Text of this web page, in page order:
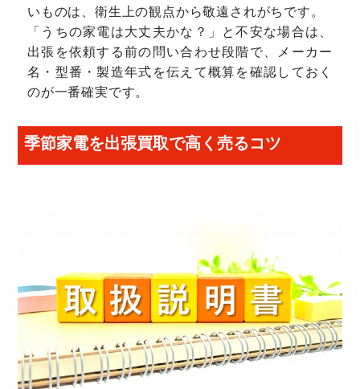
いものは、衛生上の観点から敬遠されがちです。
「うちの家電は大丈夫かな？」と不安な場合は、
出張を依頼する前の問い合わせ段階で、メーカー
名・型番・製造年式を伝えて概算を確認しておく
のが一番確実です。
季節家電を出張買取で高く売るコツ